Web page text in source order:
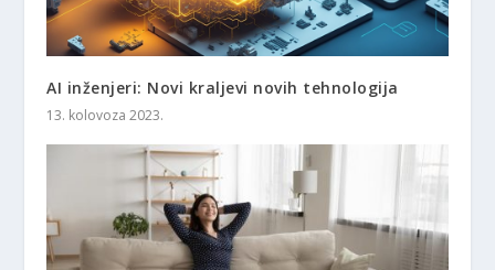
AI inženjeri: Novi kraljevi novih tehnologija
13. kolovoza 2023.